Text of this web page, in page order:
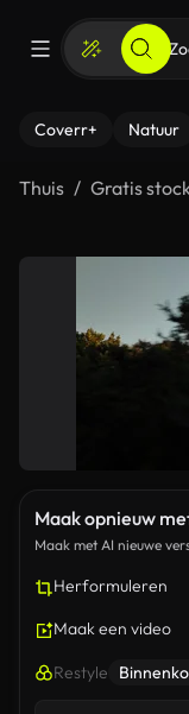
Coverr+ Natuur
Thuis Gratis
Maak opnieuw
Maak met AI nieuwe
Herformuleren
Maak een video
Restyle